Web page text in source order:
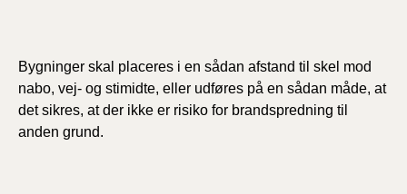
Bygninger skal placeres i en sådan afstand til skel mod
nabo, vej- og stimidte, eller udføres på en sådan måde, at
det sikres, at der ikke er risiko for brandspredning til
anden grund.